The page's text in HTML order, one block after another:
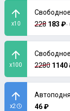
x10
228 183 ₽-
x100
2280 1140
x2
46 ₽